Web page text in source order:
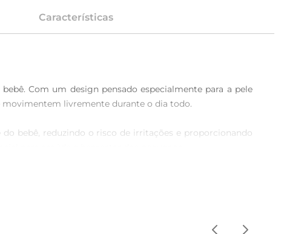
Características
Com um design pensado especialmente para a pele
movimentem livremente durante o dia todo.
bebê, reduzindo o risco de irritações e proporcionando
tornam a hora da troca mais divertida. As ilustrações